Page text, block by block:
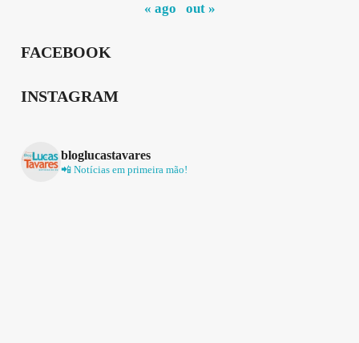
« ago out »
FACEBOOK
INSTAGRAM
bloglucastavares
📲 Notícias em primeira mão!